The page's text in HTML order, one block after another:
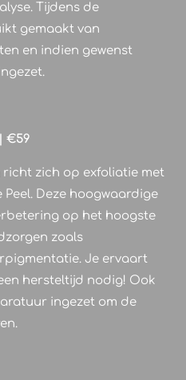
Tijdens de
gemaakt van
en indien gewenst
€59
zich op exfoliatie met
Peel. Deze hoogwaardige
op het hoogste
zoals
Je ervaart
hersteltijd nodig! Ook
ingezet om de